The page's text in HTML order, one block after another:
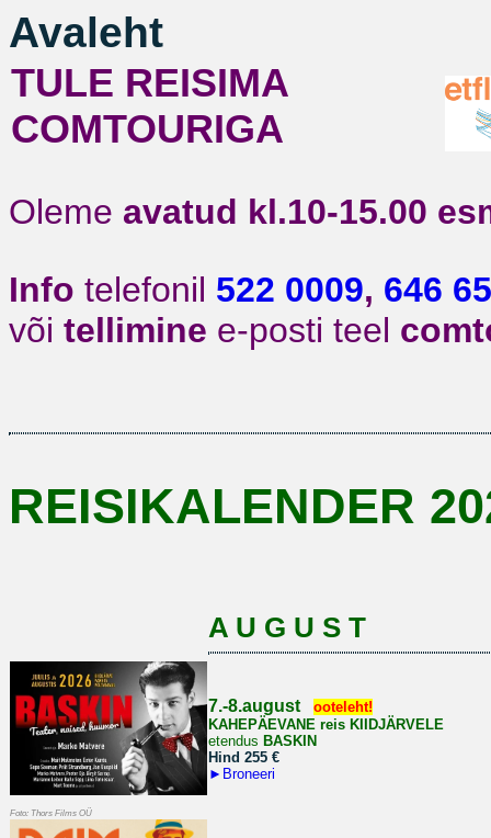
Avaleht
TULE REISIMA
COMTOURIGA
Oleme avatud kl.10-15.00
Info telefonil 522 0009, 646
või tellimine e-posti teel
REISIKALENDER
A U G U S T
Foto: Thors Films OÜ
7.-8.august
ooteleht!
KAHEPÄEVANE reis KIIDJÄRVELE
etendus BASKIN
Hind 255 €
► Broneeri